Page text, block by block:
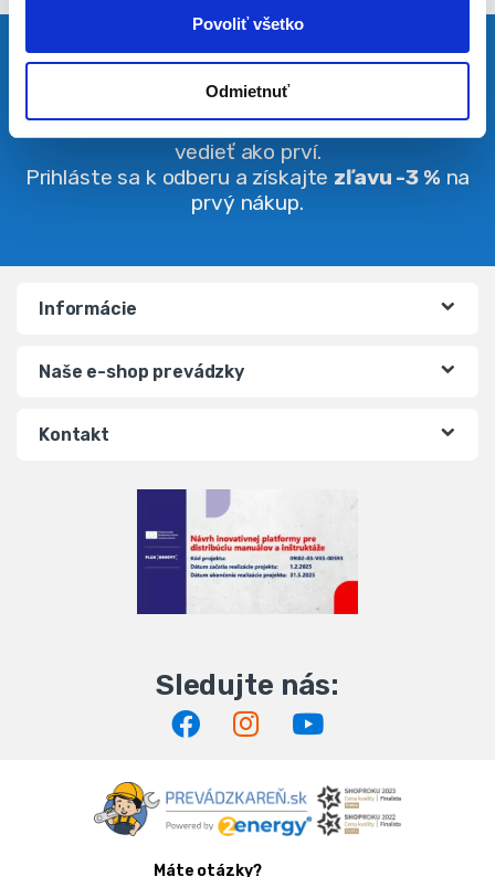
Povoliť všetko
Odmietnuť
Pravidelná dávka noviniek
Buďte vždy v obraze. O zľavách budete
vedieť ako prví.
Prihláste sa k odberu a získajte zľavu -3 % na
prvý nákup.
Informácie
Naše e-shop prevádzky
Kontakt
Máte otázky?